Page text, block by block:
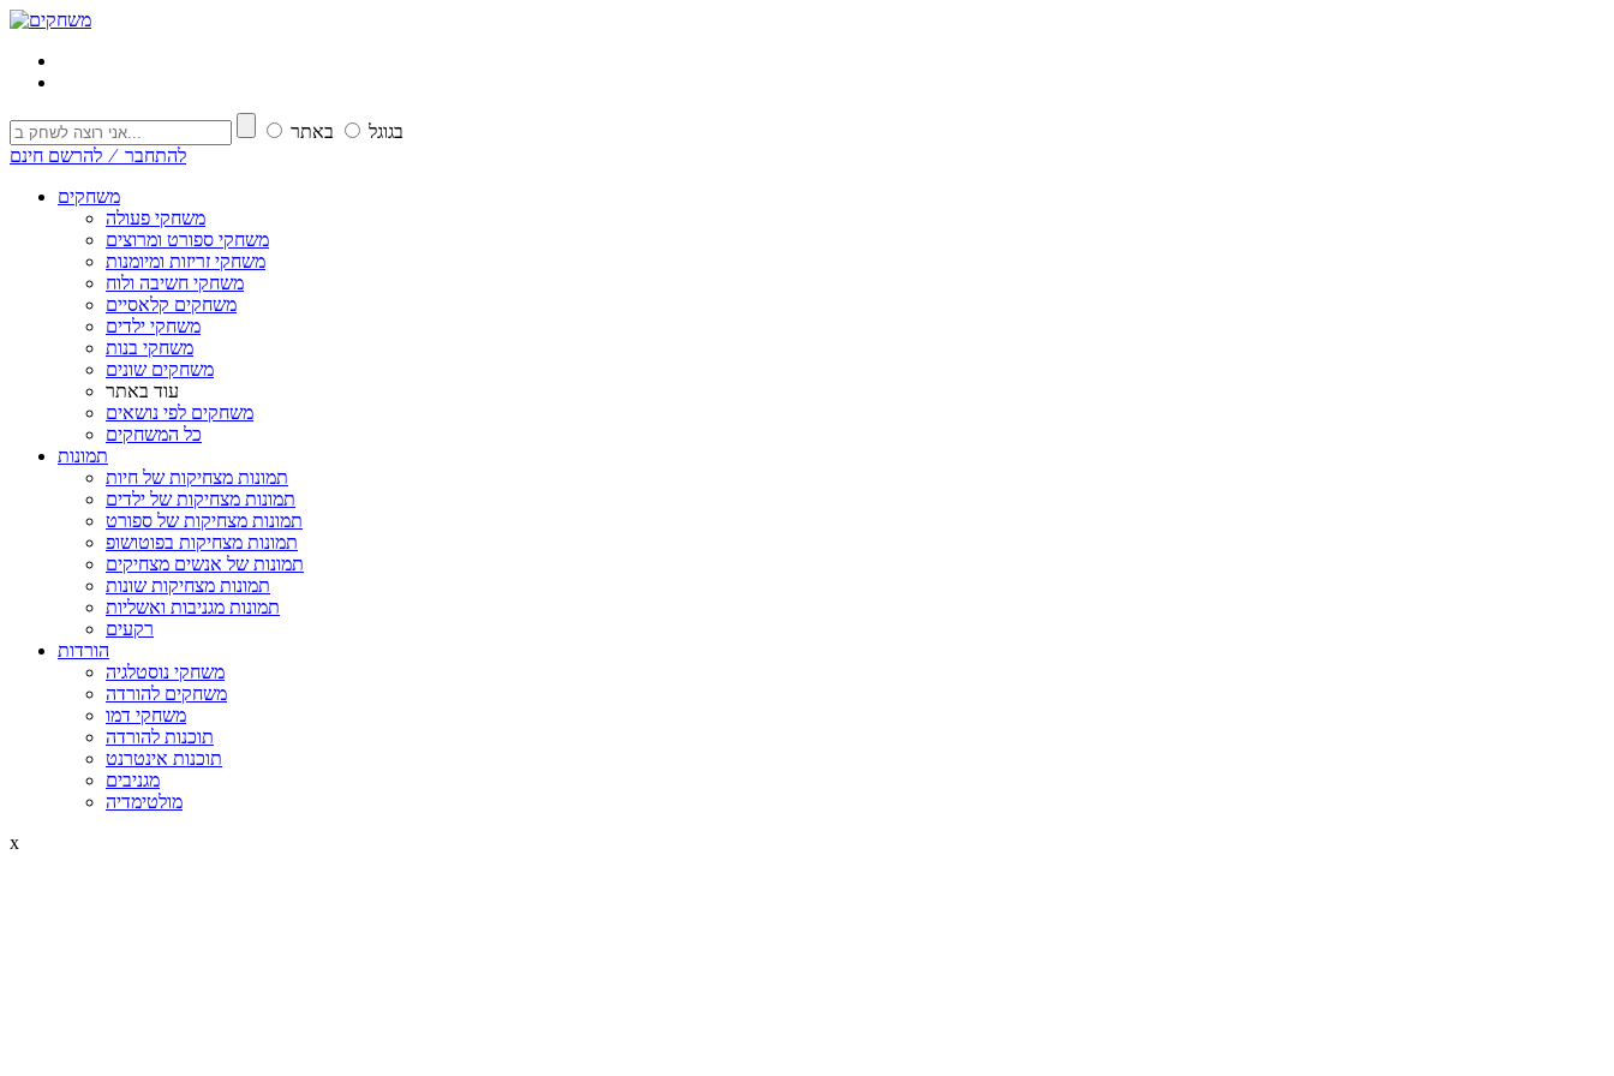
בגוגל
באתר
להתחבר ⁄ להרשם חינם
משחקים
משחקי פעולה
משחקי ספורט ומרוצים
משחקי זריזות ומיומנות
משחקי חשיבה ולוח
משחקים קלאסיים
משחקי ילדים
משחקי בנות
משחקים שונים
עוד באתר
משחקים לפי נושאים
כל המשחקים
תמונות
תמונות מצחיקות של חיות
תמונות מצחיקות של ילדים
תמונות מצחיקות של ספורט
תמונות מצחיקות בפוטושופ
תמונות של אנשים מצחיקים
תמונות מצחיקות שונות
תמונות מגניבות ואשליות
רקעים
הורדות
משחקי נוסטלגיה
משחקים להורדה
משחקי דמו
תוכנות להורדה
תוכנות אינטרנט
מגניבים
מולטימדיה
x